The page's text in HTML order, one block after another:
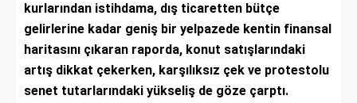
kurlarından istihdama, dış ticaretten bütçe
gelirlerine kadar geniş bir yelpazede kentin finansal
haritasını çıkaran raporda, konut satışlarındaki
artış dikkat çekerken, karşılıksız çek ve protestolu
senet tutarlarındaki yükseliş de göze çarptı.